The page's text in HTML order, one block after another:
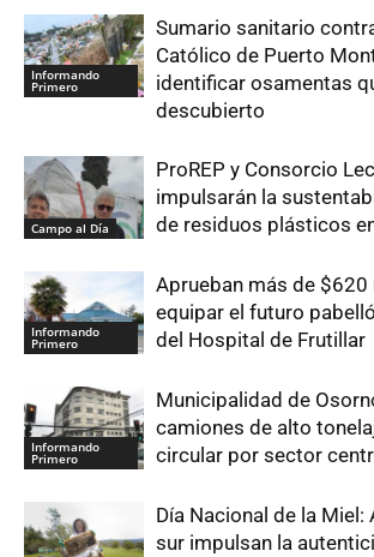
Informando
Primero
Sumario sanitario
Católico de Puerto
identificar osamentas
descubierto
Campo al Día
ProREP y Consorcio
impulsarán la
de residuos plásticos
Informando
Primero
Aprueban más de
equipar el futuro
del Hospital de Frutillar
Informando
Primero
Municipalidad de
camiones de alto
circular por sector
Día Nacional de la Miel:
sur impulsan la